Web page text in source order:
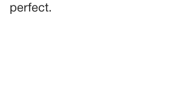
perfect.